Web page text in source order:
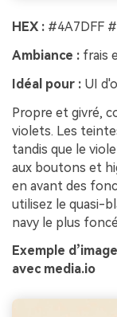
HEX : #4A7DFF
Ambiance : frais
Idéal pour : UI
Propre et givré,
violets. Les
tandis que le
aux boutons et
en avant des
utilisez le quasi-
navy le plus
Exemple
avec media.io